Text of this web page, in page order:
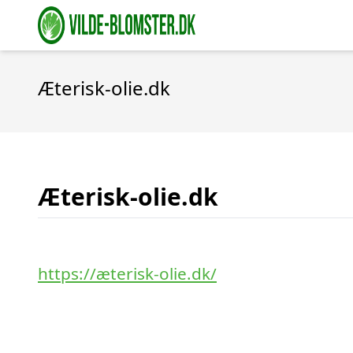
Æterisk-olie.dk
Æterisk-olie.dk
https://æterisk-olie.dk/